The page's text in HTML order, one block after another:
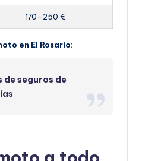
170–250 €
en El Rosario:
de seguros de